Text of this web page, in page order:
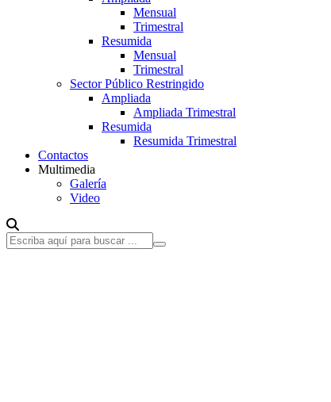
Mensual
Trimestral
Resumida
Mensual
Trimestral
Sector Público Restringido
Ampliada
Ampliada Trimestral
Resumida
Resumida Trimestral
Contactos
Multimedia
Galería
Video